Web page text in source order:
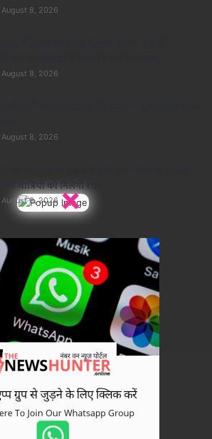
×
August 8, 2026
August 8, 2026
August 8, 2026
भरकर यात्रियों को मिलेगी राहत
August 8, 2026